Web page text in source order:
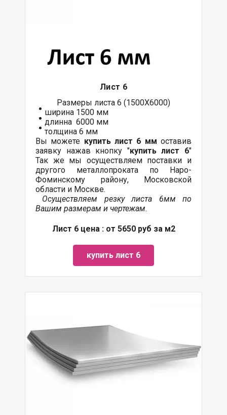
Лист 6
Размеры листа 6 (1500Х6000)
ширина 1500 мм
длинна 6000 мм
толщина 6 мм
Вы можете купить лист 6 мм оставив
заявку нажав кнопку "купить лист 6"
Так же мы осуществляем поставки и
другого металлопроката по Наро-
Фоминскому району, Московской
области и Москве.
Осуществляем резку листа 6мм по
Вашим размерам и чертежам.
Лист 6 цена : от 5650 руб за м2
купить лист 6